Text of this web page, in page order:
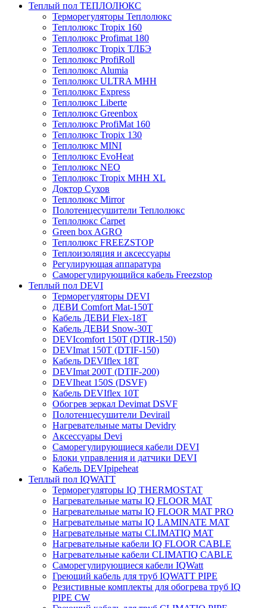
Теплый пол ТЕПЛОЛЮКС
Терморегуляторы Теплолюкс
Теплолюкс Tropix 160
Теплолюкс Profimat 180
Теплолюкс Tropix ТЛБЭ
Теплолюкс ProfiRoll
Теплолюкс Alumia
Теплолюкс ULTRA МНН
Теплолюкс Express
Теплолюкс Liberte
Теплолюкс Greenbox
Теплолюкс ProfiMat 160
Теплолюкс Tropix 130
Теплолюкс MINI
Теплолюкс EvoHeat
Теплолюкс NEO
Теплолюкс Tropix МНН XL
Доктор Сухов
Теплолюкс Mirror
Полотенцесушители Теплолюкс
Теплолюкс Carpet
Green box AGRO
Теплолюкс FREEZSTOP
Теплоизоляция и аксессуары
Регулирующая аппаратура
Cаморегулирующийся кабель Freezstop
Теплый пол DEVI
Терморегуляторы DEVI
ДЕВИ Comfort Mat-150T
Кабель ДЕВИ Flex-18T
Кабель ДЕВИ Snow-30T
DEVIcomfort 150T (DTIR-150)
DEVImat 150T (DTIF-150)
Кабель DEVIflex 18T
DEVImat 200T (DTIF-200)
DEVIheat 150S (DSVF)
Кабель DEVIflex 10T
Обогрев зеркал Devimat DSVF
Полотенцесушители Devirail
Нагревательные маты Devidry
Аксессуары Devi
Саморегулирующиеся кабели DEVI
Блоки управления и датчики DEVI
Кабель DEVIpipeheat
Теплый пол IQWATT
Терморегуляторы IQ THERMOSTAT
Нагревательные маты IQ FLOOR MAT
Нагревательные маты IQ FLOOR MAT PRO
Нагревательные маты IQ LAMINATE MAT
Нагревательные маты CLIMATIQ MAT
Нагревательные кабели IQ FLOOR CABLE
Нагревательные кабели CLIMATIQ CABLE
Саморегулирующиеся кабели IQWatt
Греющий кабель для труб IQWATT PIPE
Резистивные комплекты для обогрева труб IQ
PIPE CW